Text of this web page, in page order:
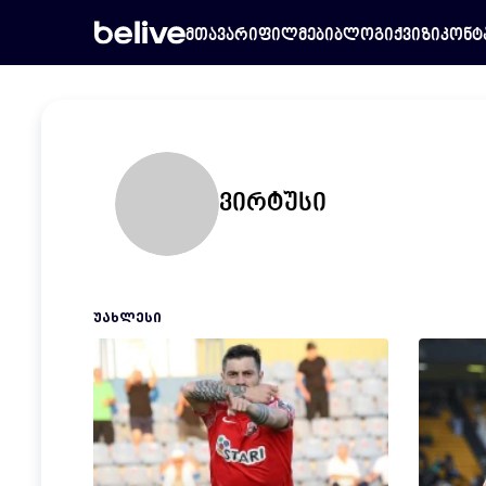
მთავარიფილმებიბლოგიქვიზი
ვირტუსი
ᲣᲐᲮᲚᲔᲡᲘ